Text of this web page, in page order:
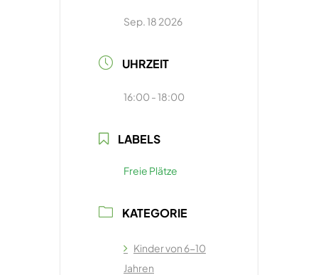
Sep. 18 2026
UHRZEIT
16:00 - 18:00
LABELS
Freie Plätze
KATEGORIE
Kinder von 6-10
Jahren